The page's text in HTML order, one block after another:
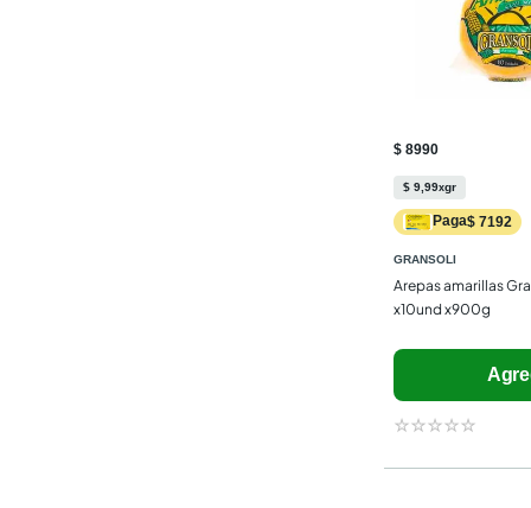
$ 8990
$ 9 99xgr
Paga$ 7192
GRANSOLI
Arepas amarillas
x10und x900g
☆☆☆☆☆